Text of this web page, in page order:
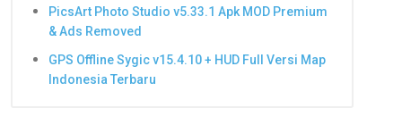
PicsArt Photo Studio v5.33.1 Apk MOD Premium
& Ads Removed
GPS Offline Sygic v15.4.10 + HUD Full Versi Map
Indonesia Terbaru